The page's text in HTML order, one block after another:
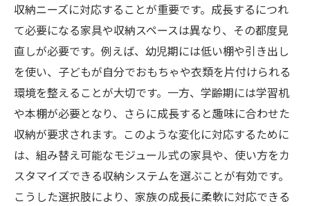
収納ニーズに対応することが重要です。成長するにつれ
て必要になる家具や収納スペースは異なり、その都度見
直しが必要です。例えば、幼児期には低い棚や引き出し
を使い、子どもが自分でおもちゃや衣類を片付けられる
環境を整えることが大切です。一方、学齢期には学習机
や本棚が必要となり、さらに成長すると趣味に合わせた
収納が要求されます。このような変化に対応するために
は、組み替え可能なモジュール式の家具や、使い方をカ
スタマイズできる収納システムを選ぶことが有効です。
こうした選択肢により、家族の成長に柔軟に対応できる